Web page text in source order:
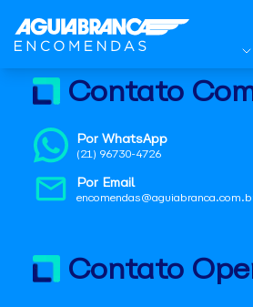
Contato
Por WhatsApp
(21) 96730-4726
Por Email
Contato